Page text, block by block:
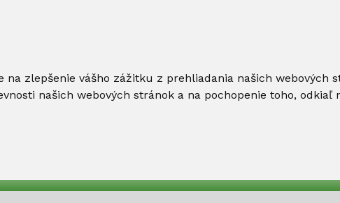
zlepšenie vášho zážitku z prehliadania našich webových
našich webových stránok a na pochopenie toho, odkiaľ